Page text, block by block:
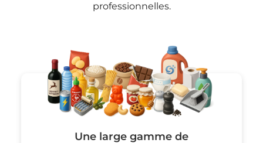
professionnelles.
Une large gamme de